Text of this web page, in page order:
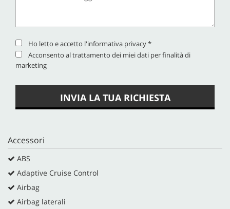
Ho letto e accetto l'informativa privacy*
Acconsento al trattamento dei miei dati per finalità di
marketing
INVIA LA TUA RICHIESTA
Accessori
ABS
Adaptive Cruise Control
Airbag
Airbag laterali